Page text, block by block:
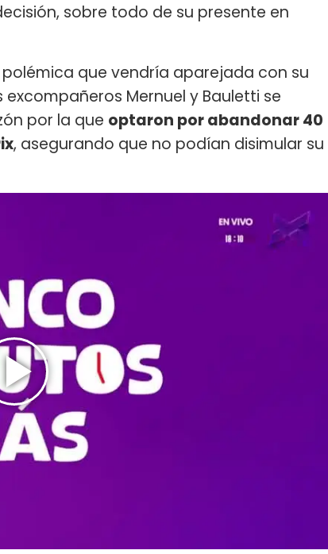
sobre todo de su presente en
que vendría aparejada con su
Mernuel y Bauletti se
por la que optaron por abandonar 40
, asegurando que no podían disimular su